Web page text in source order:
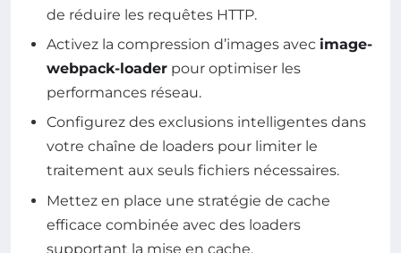
de réduire les requêtes HTTP.
Activez la compression d’images avec image-
webpack-loader pour optimiser les
performances réseau.
Configurez des exclusions intelligentes dans
votre chaîne de loaders pour limiter le
traitement aux seuls fichiers nécessaires.
Mettez en place une stratégie de cache
efficace combinée avec des loaders
supportant la mise en cache.